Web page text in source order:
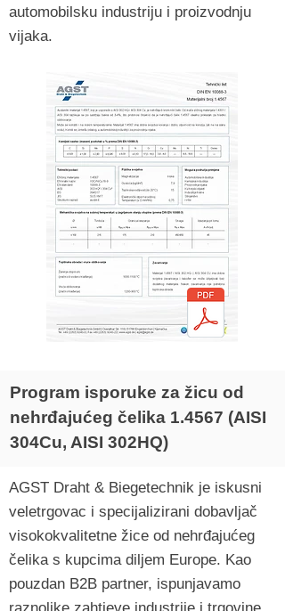
automobilsku industriju i proizvodnju
vijaka.
Program isporuke za žicu od
nehrđajućeg čelika 1.4567 (AISI
304Cu, AISI 302HQ)
AGST Draht & Biegetechnik je iskusni
veletrgovac i specijalizirani dobavljač
visokokvalitetne žice od nehrđajućeg
čelika s kupcima diljem Europe. Kao
pouzdan B2B partner, ispunjavamo